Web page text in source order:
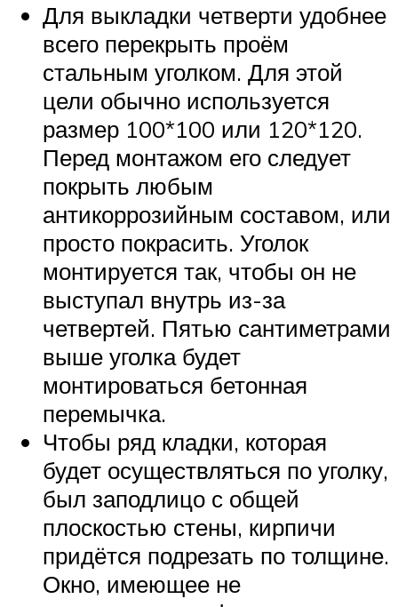
Для выкладки четверти удобнее
всего перекрыть проём
стальным уголком. Для этой
цели обычно используется
размер 100*100 или 120*120.
Перед монтажом его следует
покрыть любым
антикоррозийным составом, или
просто покрасить. Уголок
монтируется так, чтобы он не
выступал внутрь из-за
четвертей. Пятью сантиметрами
выше уголка будет
монтироваться бетонная
перемычка.
Чтобы ряд кладки, которая
будет осуществляться по уголку,
был заподлицо с общей
плоскостью стены, кирпичи
придётся подрезать по толщине.
Окно, имеющее не